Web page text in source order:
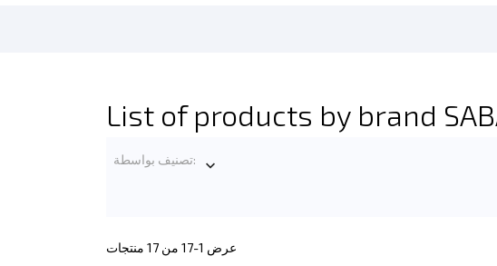
List of products by brand
تصنيف بواسطة: 
عرض 1-17 من 17 منتجات